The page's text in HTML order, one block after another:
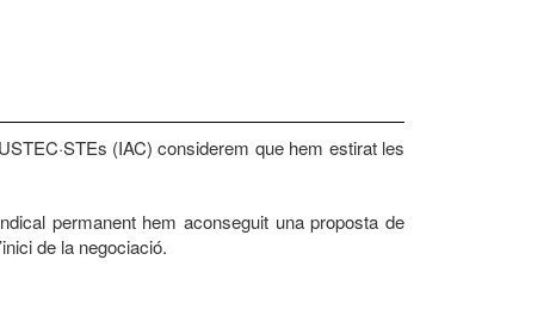
(IAC) considerem que hem estirat les
permanent hem aconseguit una proposta de
de la negociació.